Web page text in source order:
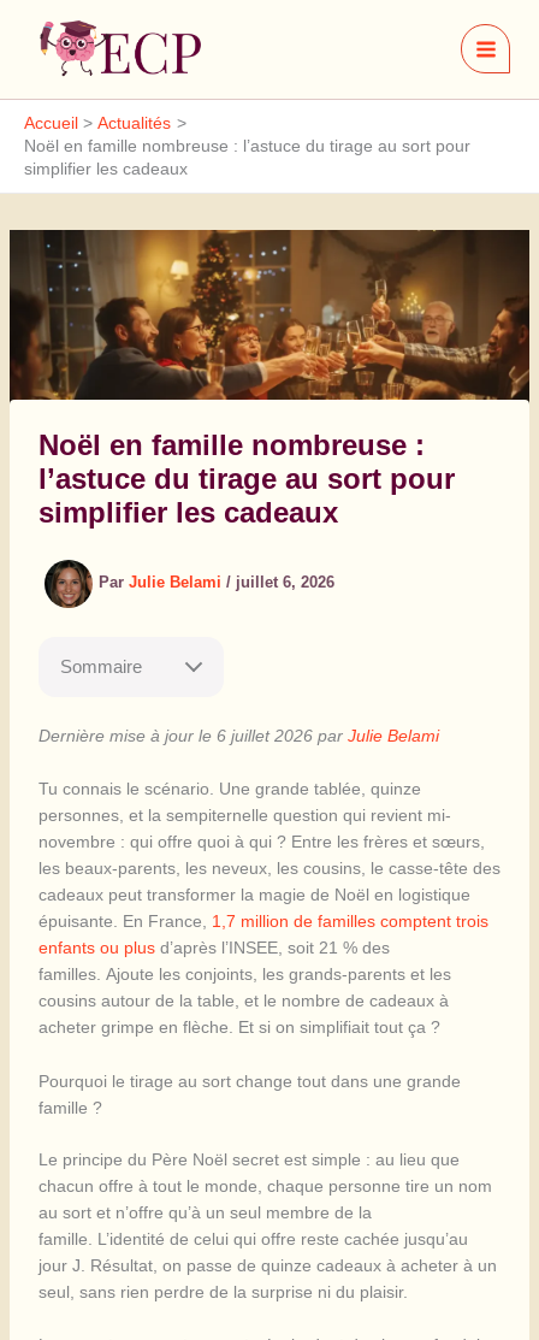
Accueil
Actualités
Noël en famille nombreuse : l’astuce du tirage au sort pour
simplifier les cadeaux
Noël en famille nombreuse :
l’astuce du tirage au sort pour
simplifier les cadeaux
Par Julie Belami / juillet 6, 2026
Sommaire
Dernière mise à jour le 6 juillet 2026 par Julie Belami
Tu connais le scénario. Une grande tablée, quinze
personnes, et la sempiternelle question qui revient mi-
novembre : qui offre quoi à qui ? Entre les frères et sœurs,
les beaux-parents, les neveux, les cousins, le casse-tête des
cadeaux peut transformer la magie de Noël en logistique
épuisante. En France, 1,7 million de familles comptent trois
enfants ou plusd’après l’INSEE, soit 21 % des
familles. Ajoute les conjoints, les grands-parents et les
cousins autour de la table, et le nombre de cadeaux à
acheter grimpe en flèche. Et si on simplifiait tout ça ?
Pourquoi le tirage au sort change tout dans une grande
famille ?
Le principe du Père Noël secret est simple : au lieu que
chacun offre à tout le monde, chaque personne tire un nom
au sort et n’offre qu’à un seul membre de la
famille. L’identité de celui qui offre reste cachée jusqu’au
jour J. Résultat, on passe de quinze cadeaux à acheter à un
seul, sans rien perdre de la surprise ni du plaisir.